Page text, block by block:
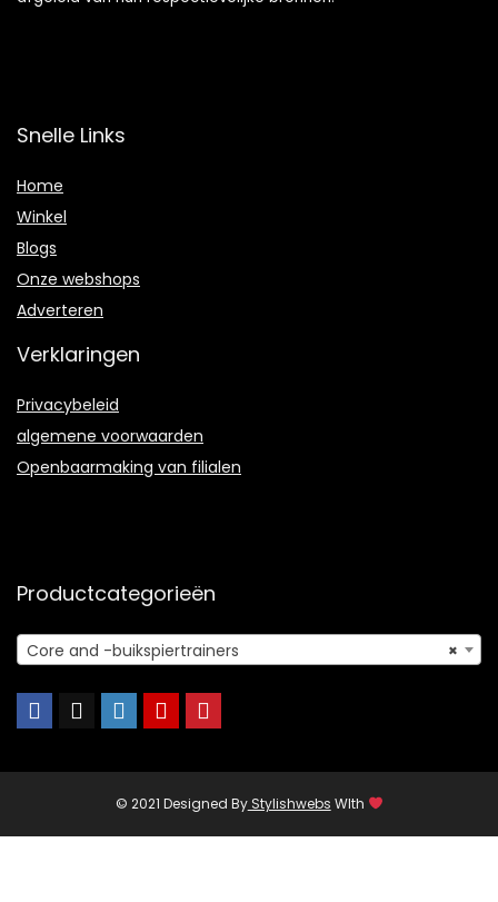
Snelle Links
Home
Winkel
Blogs
Onze webshops
Adverteren
Verklaringen
Privacybeleid
algemene voorwaarden
Openbaarmaking van filialen
Productcategorieën
×
Core and -buikspiertrainers
© 2021 Designed ByStylishwebs WIth